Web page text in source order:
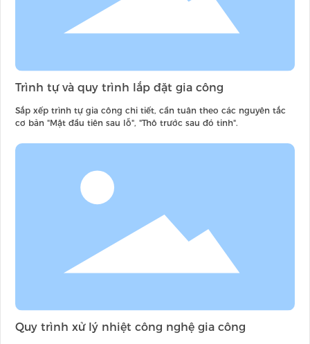
Trình tự và quy trình lắp đặt gia công
Sắp xếp trình tự gia công chi tiết, cần tuân theo các nguyên tắc
cơ bản "Mặt đầu tiên sau lỗ", "Thô trước sau đó tinh".
Quy trình xử lý nhiệt công nghệ gia công